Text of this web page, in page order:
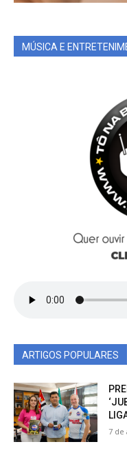
MÚSICA E
ARTIGOS POPULARES
7 de